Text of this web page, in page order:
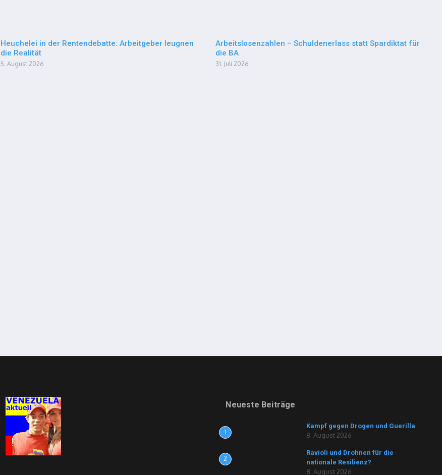
Heuchelei in der Rentendebatte: Arbeitgeber leugnen
die Realität
5. August 2026
Arbeitslosenzahlen – Schuldenerlass statt Spardiktat für
die BA
31. Juli 2026
Neueste Beiträge
1
Kampf gegen Drogen und Guerilla
8. August 2026
2
Ravioli und Drohnen für die
nationale Resilienz?
8. August 2026